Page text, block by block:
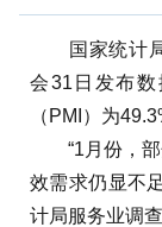
国家统计局
会31日发布
（PMI）为
“1月份，部
效需求仍显不
计局服务业调